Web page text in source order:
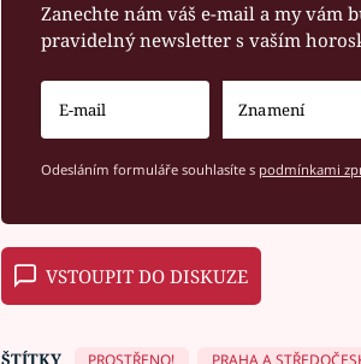
Zanechte nám váš e-mail a my vám
pravidelný newsletter s vaším
Odesláním formuláře souhlasíte s podmínkami
VSTOUPIT DO DISKUZE
ŠTÍTKY PROSTŘENO! PRAHA A